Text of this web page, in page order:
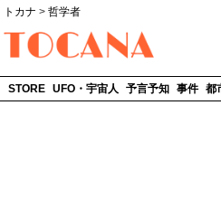
トカナ > 哲学者
STORE UFO・宇宙人 予言予知 事件 都